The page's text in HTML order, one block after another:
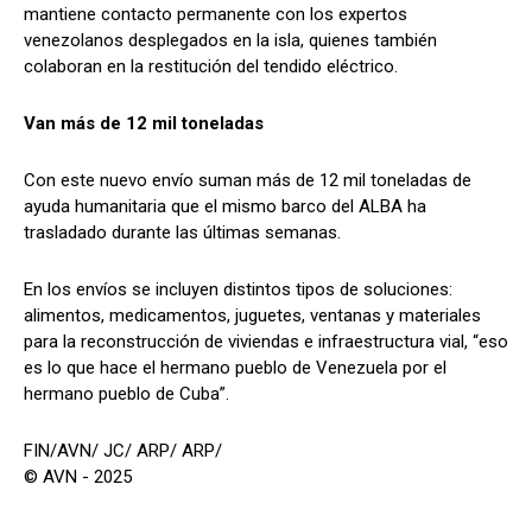
mantiene contacto permanente con los expertos
venezolanos desplegados en la isla, quienes también
colaboran en la restitución del tendido eléctrico.
Van más de 12 mil toneladas
Con este nuevo envío suman más de 12 mil toneladas de
ayuda humanitaria que el mismo barco del ALBA ha
trasladado durante las últimas semanas.
En los envíos se incluyen distintos tipos de soluciones:
alimentos, medicamentos, juguetes, ventanas y materiales
para la reconstrucción de viviendas e infraestructura vial, “eso
es lo que hace el hermano pueblo de Venezuela por el
hermano pueblo de Cuba”.
FIN/AVN/ JC/ ARP/ ARP/
© AVN - 2025